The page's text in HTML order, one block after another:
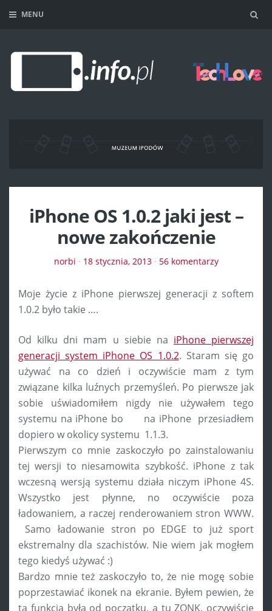
MENU
iPhone OS 1.0.2 jaki jest –
nowe zakończenie
norbi · 18 stycznia, 2013· 56 komentarzy
Moje życie z iPhone pierwszej generacji z softem
1.0.2 było takie ….
Od kilku dni mam u siebie na iPhone pierwszej
generacji system iPhone OS 1.0.2. Staram się go
używać na co dzień i oczywiście mam z tym
związane kilka luźnych przemyśleń. Po pierwsze jak
sobie uświadomiłem nigdy nie używałem tego
systemu na iPhone bo na iPhone przesiadłem
dopiero w okolicy systemu 1.1.3.
Pierwszym co mnie zaskoczyło po zainstalowaniu
tej wersji to niesamowita szybkość. iPhone z tak
wczesną wersją systemu działa niczym iPhone 4S.
Wszystko jest płynne, no oczywiście poza
ładowaniem, a raczej renderowaniem stron WWW.
Samo ładowanie stron po EDGE to już sport
ekstremalny dla szachistów. Nie wiem jak mogłem
tego kiedyś używać :)
Bardzo mnie też zaskoczyło to, że nie mogę sobie
poprzestawiać ikonek na ekranie. Byłem pewien, że
ta funkcja była od początku, a tu ZONK, oczywiście